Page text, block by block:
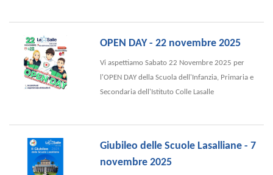
OPEN DAY - 22 novembre 2025
Vi aspettiamo Sabato 22 Novembre 2025 per
l'OPEN DAY della Scuola dell'Infanzia, Primaria e
Secondaria dell'Istituto Colle Lasalle
Giubileo delle Scuole Lasalliane - 7
novembre 2025